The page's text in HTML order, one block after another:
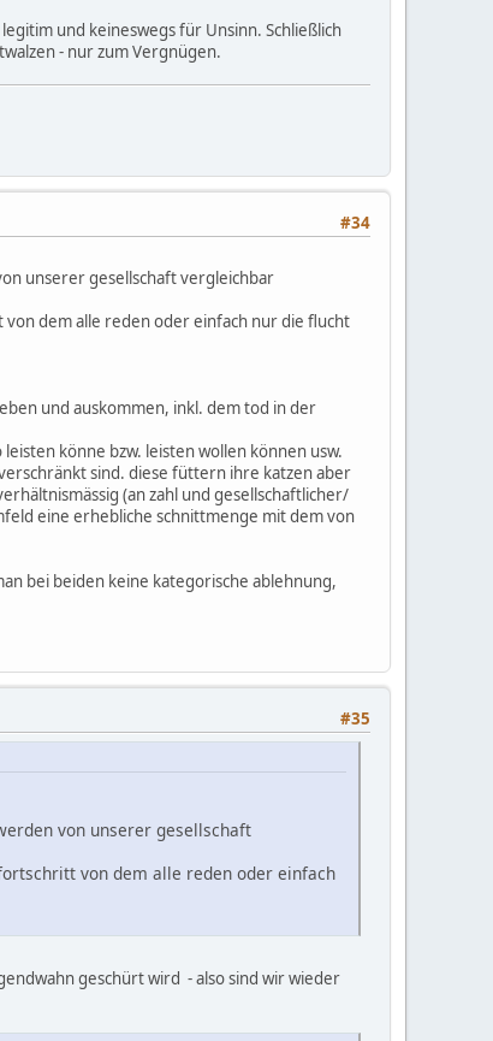
und keineswegs für Unsinn. Schließlich
- nur zum Vergnügen.
#34
unserer gesellschaft vergleichbar
dem alle reden oder einfach nur die flucht
und auskommen, inkl. dem tod in der
leisten könne bzw. leisten wollen können usw.
sind. diese füttern ihre katzen aber
(an zahl und gesellschaftlicher/
eine erhebliche schnittmenge mit dem von
bei beiden keine kategorische ablehnung,
#35
von unserer gesellschaft
von dem alle reden oder einfach
geschürt wird - also sind wir wieder